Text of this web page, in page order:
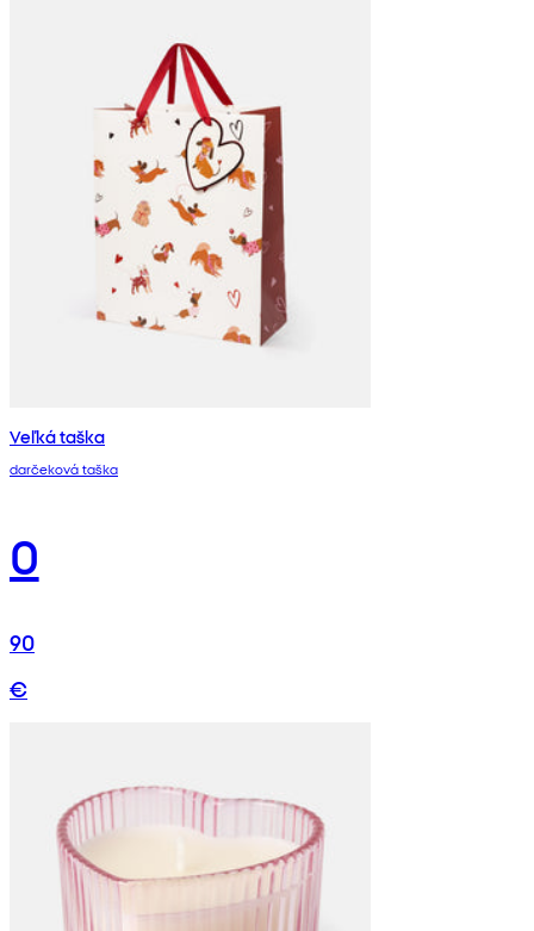
Veľká taška
darčeková taška
0
90
€